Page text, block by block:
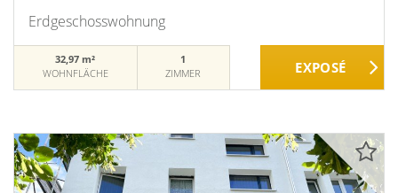
Erdgeschosswohnung
32,97 m²
WOHNFLÄCHE
1
ZIMMER